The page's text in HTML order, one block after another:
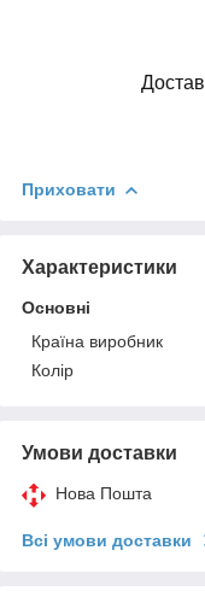
Приховати
Характеристики
Основні
Країна виробник
Колір
Умови доставки
Нова Пошта
Всі умови доставки